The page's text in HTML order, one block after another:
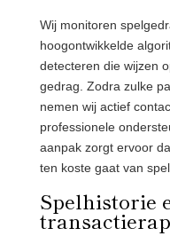
Wij monitoren
hoogontwikkelde
detecteren die wijzen
gedrag. Zodra zulke
nemen wij actief
professionele
aanpak zorgt ervoor
ten koste gaat van
Spelhistorie